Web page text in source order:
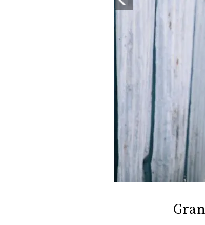
CONCORSI
EVENTI
VIDEO
PRINCIPATO
MONACO